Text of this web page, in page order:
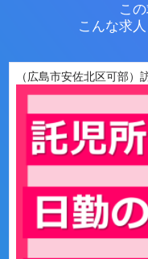
こ
こんな求
（広島市安佐北区可部）